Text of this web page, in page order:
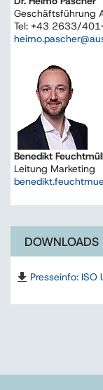
Geschäftsführung
Tel: +43 2633/
Benedikt
Leitung Marketing
DOWNLOADS
Presseinfo: